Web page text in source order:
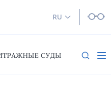
RU
СУДЫ